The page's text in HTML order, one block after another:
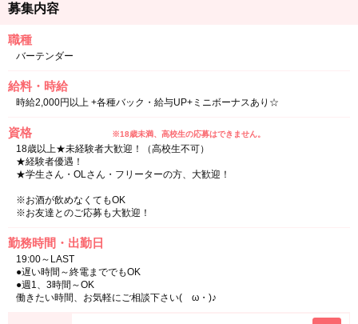
募集内容
職種
バーテンダー
給料・時給
時給2,000円以上 +各種バック・給与UP+ミニボーナスあり☆
資格 ※18歳未満、高校生の応募はできません。
18歳以上★未経験者大歓迎！（高校生不可）
★経験者優遇！
★学生さん・OLさん・フリーターの方、大歓迎！
※お酒が飲めなくてもOK
※お友達とのご応募も大歓迎！
勤務時間・出勤日
19:00～LAST
●遅い時間～終電まででもOK
●週1、3時間～OK
働きたい時間、お気軽にご相談下さい(ゝω・)♪